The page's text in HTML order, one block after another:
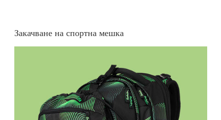
Закачване на спортна мешка